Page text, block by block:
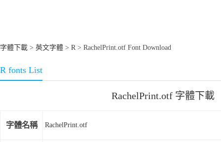
字體下載 > 英文字體 > R> RachelPrint.otf Font Download
R fonts List
RachelPrint.otf 字體下載
字體名稱 RachelPrint.otf